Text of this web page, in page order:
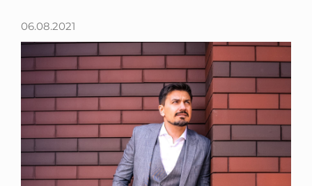
06.08.2021